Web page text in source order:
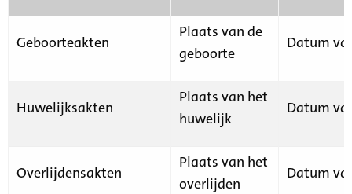
Geboorteakten
Plaats van de
geboorte
Datum
Huwelijksakten
Plaats van het
huwelijk
Datum
Overlijdensakten
Plaats van het
overlijden
Datum